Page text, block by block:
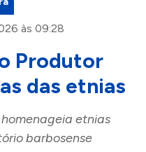
às 09:28
Produtor
das etnias
etnias
barbosense